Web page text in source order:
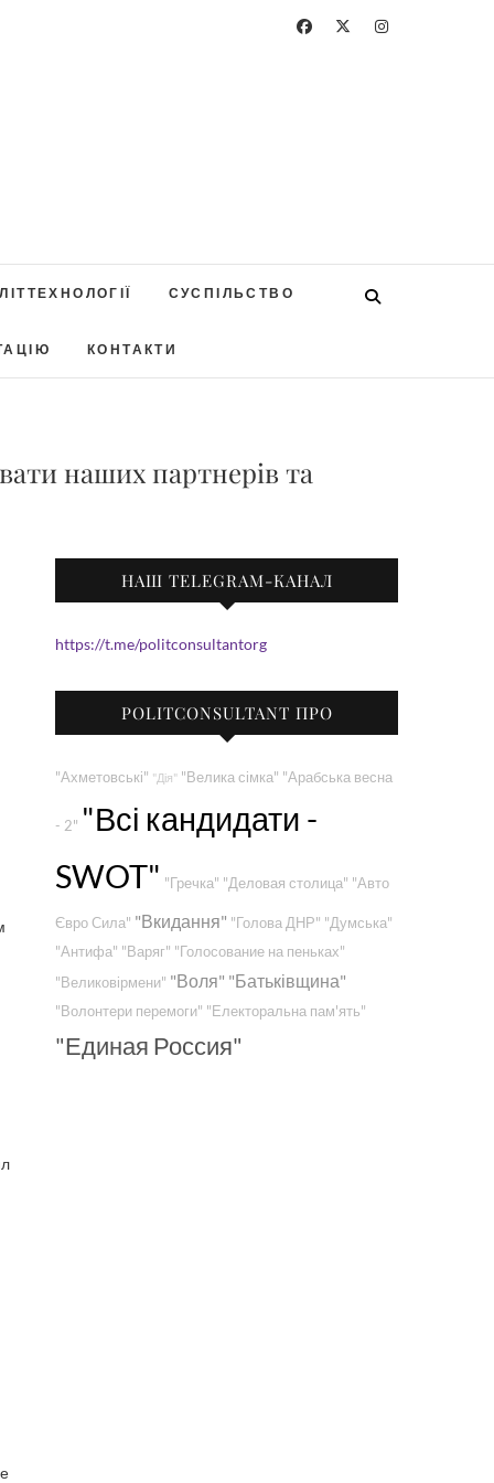
СУСПІЛЬСТВО
КОНТАКТИ
наших партнерів та
НАШ TELEGRAM-КАНАЛ
https://t.me/politconsultantorg
POLITCONSULTANT ПРО
"Ахметовські" "Дія" "Велика сімка" "Арабська весна
- 2" "Всі кандидати -
SWOT" "Гречка" "Деловая столица" "Авто
Євро Сила" "Вкидання" "Голова ДНР" "Думська"
"Антифа" "Варяг" "Голосование на пеньках"
"Великовірмени" "Воля" "Батьківщина"
"Волонтери перемоги" "Електоральна пам'ять"
"Единая Россия"